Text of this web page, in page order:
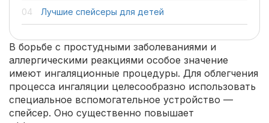
Лучшие спейсеры для детей
В борьбе с простудными заболеваниями и
аллергическими реакциями особое значение
имеют ингаляционные процедуры. Для облегчения
процесса ингаляции целесообразно использовать
специальное вспомогательное устройство —
спейсер. Оно существенно повышает